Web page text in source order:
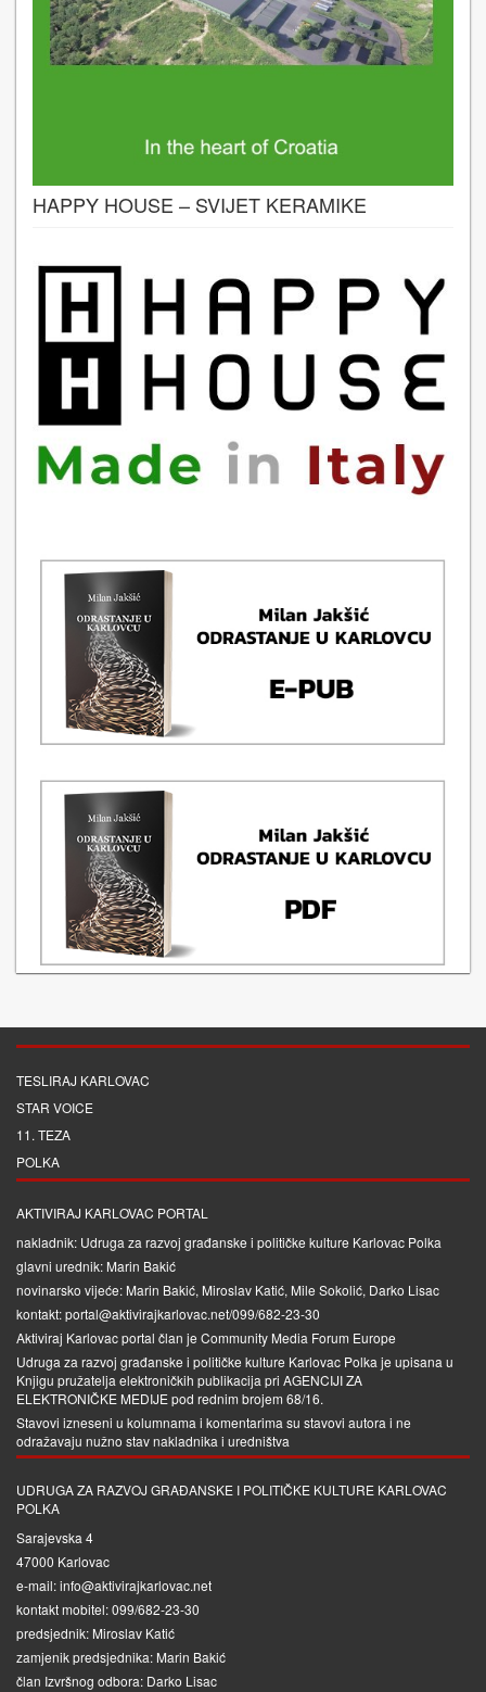
HAPPY HOUSE – SVIJET KERAMIKE
TESLIRAJ KARLOVAC
STAR VOICE
11. TEZA
POLKA
AKTIVIRAJ KARLOVAC PORTAL
nakladnik: Udruga za razvoj građanske i političke kulture Karlovac Polka
glavni urednik: Marin Bakić
novinarsko vijeće: Marin Bakić, Miroslav Katić, Mile Sokolić, Darko Lisac
kontakt: portal@aktivirajkarlovac.net/099/682-23-30
Aktiviraj Karlovac portal član je Community Media Forum Europe
Udruga za razvoj građanske i političke kulture Karlovac Polka je upisana u
Knjigu pružatelja elektroničkih publikacija pri AGENCIJI ZA
ELEKTRONIČKE MEDIJEpod rednim brojem 68/16.
Stavovi izneseni u kolumnama i komentarima su stavovi autora i ne
odražavaju nužno stav nakladnika i uredništva
UDRUGA ZA RAZVOJ GRAĐANSKE I POLITIČKE KULTURE KARLOVAC
POLKA
Sarajevska 4
47000 Karlovac
e-mail: info@aktivirajkarlovac.net
kontakt mobitel: 099/682-23-30
predsjednik: Miroslav Katić
zamjenik predsjednika: Marin Bakić
član Izvršnog odbora: Darko Lisac